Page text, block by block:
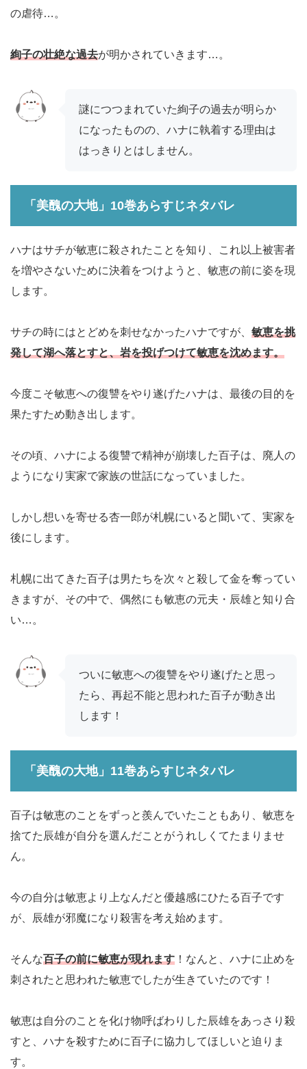
の虐待…。
絢子の壮絶な過去が明かされていきます…。
謎につつまれていた絢子の過去が明らか
になったものの、ハナに執着する理由は
はっきりとはしません。
「美醜の大地」10巻あらすじネタバレ
ハナはサチが敏恵に殺されたことを知り、これ以上被害者
を増やさないために決着をつけようと、敏恵の前に姿を現
します。
サチの時にはとどめを刺せなかったハナですが、 敏恵を挑
発して湖へ落とすと、岩を投げつけて敏恵を沈めます。
今度こそ敏恵への復讐をやり遂げたハナは、最後の目的を
果たすため動き出します。
その頃、ハナによる復讐で精神が崩壊した百子は、廃人の
ようになり実家で家族の世話になっていました。
しかし想いを寄せる杏一郎が札幌にいると聞いて、実家を
後にします。
札幌に出てきた百子は男たちを次々と殺して金を奪ってい
きますが、その中で、偶然にも敏恵の元夫・辰雄と知り合
い…。
ついに敏恵への復讐をやり遂げたと思っ
たら、再起不能と思われた百子が動き出
します！
「美醜の大地」11巻あらすじネタバレ
百子は敏恵のことをずっと羨んでいたこともあり、敏恵を
捨てた辰雄が自分を選んだことがうれしくてたまりませ
ん。
今の自分は敏恵より上なんだと優越感にひたる百子です
が、辰雄が邪魔になり殺害を考え始めます。
そんな百子の前に敏恵が現れます ！なんと、ハナに止めを
刺されたと思われた敏恵でしたが生きていたのです！
敏恵は自分のことを化け物呼ばわりした辰雄をあっさり殺
すと、ハナを殺すために百子に協力してほしいと迫りま
す。